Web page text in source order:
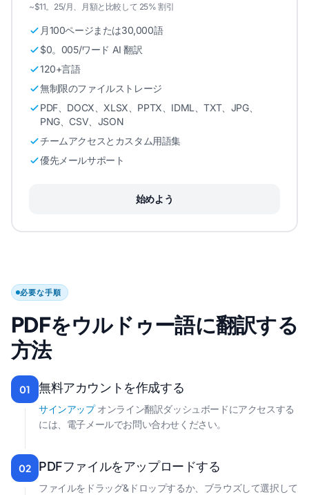
~$11。25/月、月額と比較して 25% 割引
月100ページまたは30,000語
$0。005/ワード AI 翻訳
120+言語
無制限のファイルストレージ
PDF、DOCX、XLSX、PPTX、IDML、TXT、JPG、
PNG、CSV、JSON
チームアクセスとカスタム用語集
優先メールサポート
始めよう
必要な手順
PDFをウルドゥー語に翻訳する
方法
01 無料アカウントを作成する
サインアップオンライン翻訳ダッシュボードにアクセスする
には、電子メールでお問い合わせください。
02 PDFファイルをアップロードする
ファイルをドラッグ&ドロップするか、ブラウズして選択して